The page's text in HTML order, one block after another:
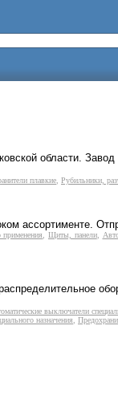
области.
плавкие, Рубильники,
ассортименте.
применения, Щиты, панели,
выключатели
назначения